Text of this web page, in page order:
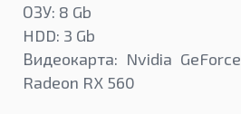
ОЗУ: 8 Gb
HDD: 3 Gb
Видеокарта: Nvidia
Radeon RX 560